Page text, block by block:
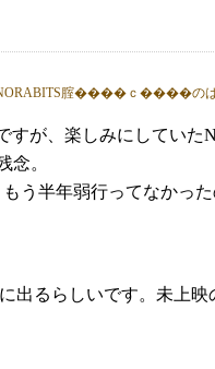
すが、楽しみにしていた
念。
う半年弱行ってなかっ
出るらしいです。未上